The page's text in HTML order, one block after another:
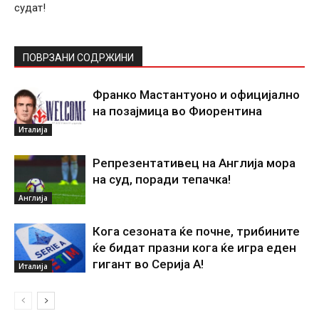
судат!
ПОВРЗАНИ СОДРЖИНИ
Италија
Франко Мастантуоно и официјално
на позајмица во Фиорентина
Англија
Репрезентативец на Англија мора
на суд, поради тепачка!
Италија
Кога сезоната ќе почне, трибините
ќе бидат празни кога ќе игра еден
гигант во Серија А!